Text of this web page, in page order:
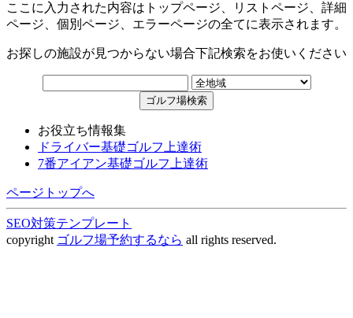
ここに入力された内容はトップページ、リストページ、詳細
ページ、個別ページ、エラーページの全てに表示されます。
お探しの施設が見つからない場合下記検索をお使いください
お役立ち情報集
ドライバー基礎ゴルフ上達術
7番アイアン基礎ゴルフ上達術
ページトップへ
SEO対策テンプレート
copyright ゴルフ場予約するなら all rights reserved.